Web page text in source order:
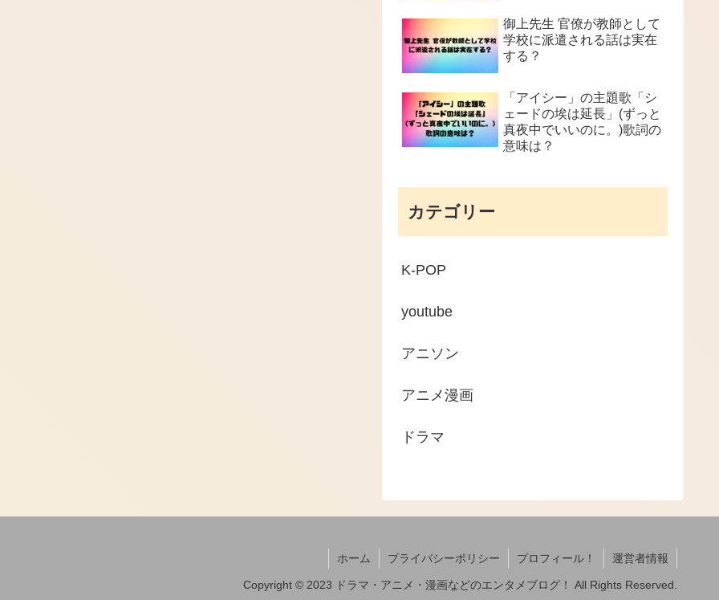
御上先生 官僚が教師として
学校に派遣される話は実在
する？
「アイシー」の主題歌「シ
ェードの埃は延長」(ずっと
真夜中でいいのに。)歌詞の
意味は？
カテゴリー
K-POP
youtube
アニソン
アニメ漫画
ドラマ
ホーム プライバシーポリシー プロフィール！ 運営者情報
Copyright © 2023 ドラマ・アニメ・漫画などのエンタメブログ！ All Rights Reserved.